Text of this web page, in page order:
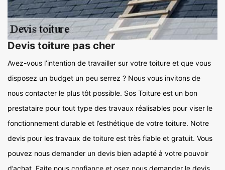
Devis toiture pas cher
Avez-vous l’intention de travailler sur votre toiture et que vous
disposez un budget un peu serrez ? Nous vous invitons de
nous contacter le plus tôt possible. Sos Toiture est un bon
prestataire pour tout type des travaux réalisables pour viser le
fonctionnement durable et l’esthétique de votre toiture. Notre
devis pour les travaux de toiture est très fiable et gratuit. Vous
pouvez nous demander un devis bien adapté à votre pouvoir
d’achat. Faite nous confiance et osez nous demander le devis